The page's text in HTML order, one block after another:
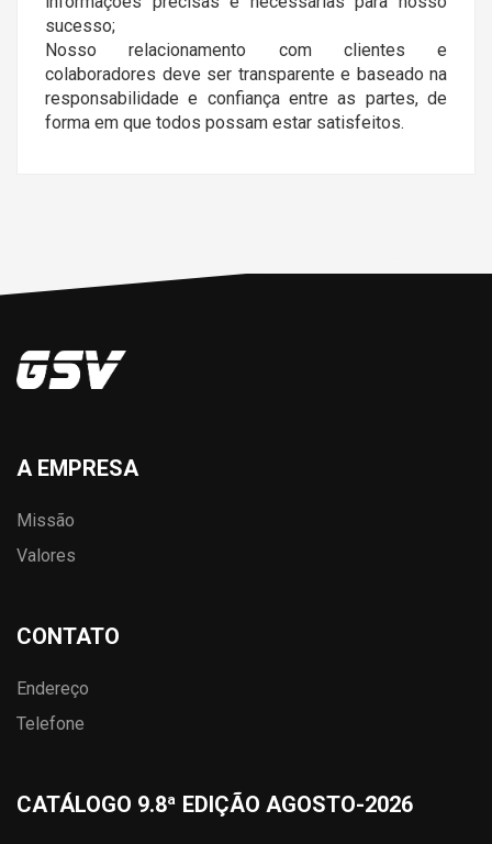
sucesso;
Nosso relacionamento com clientes e
colaboradores deve ser transparente e baseado na
responsabilidade e confiança entre as partes, de
forma em que todos possam estar satisfeitos.
A EMPRESA
Missão
Valores
CONTATO
Endereço
Telefone
CATÁLOGO 9.8ª EDIÇÃO AGOSTO-2026